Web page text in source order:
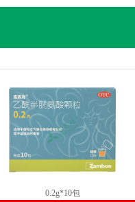
0.2g*10包